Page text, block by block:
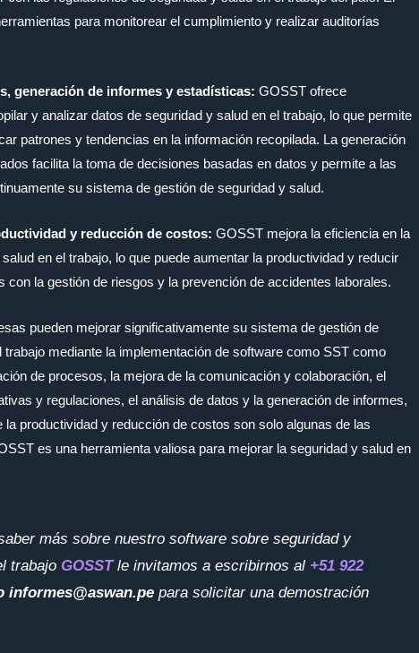
para monitorear el cumplimiento y realizar auditorías
generación de informes y estadísticas: GOSST ofrece
y analizar datos de seguridad y salud en el trabajo, lo que permite
patrones y tendencias en la información recopilada. La generación
facilita la toma de decisiones basadas en datos y permite a las
su sistema de gestión de seguridad y salud.
y reducción de costos: GOSST mejora la eficiencia en la
en el trabajo, lo que puede aumentar la productividad y reducir
con la gestión de riesgos y la prevención de accidentes laborales.
pueden mejorar significativamente su sistema de gestión de
trabajo mediante la implementación de software como SST como
de procesos, la mejora de la comunicación y colaboración, el
y regulaciones, el análisis de datos y la generación de informes,
la productividad y reducción de costos son solo algunas de las
es una herramienta valiosa para mejorar la seguridad y salud en
más sobre nuestro software sobre seguridad y
trabajoGOSST le invitamos a escribirnos al +51 922
para solicitar una demostración